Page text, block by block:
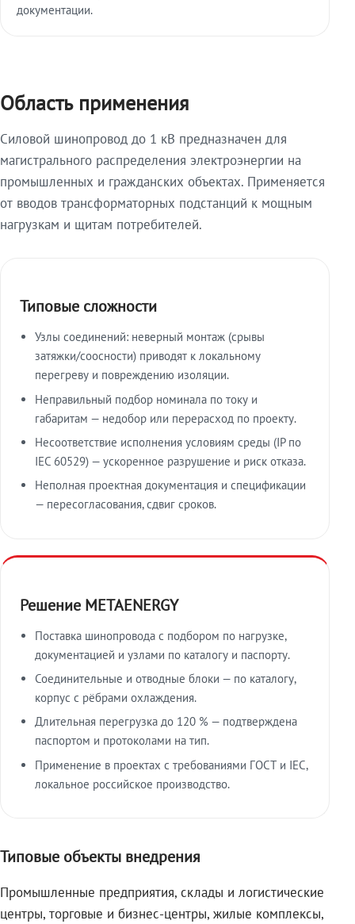
документации.
Область применения
Силовой шинопровод до 1 кВ предназначен для
магистрального распределения электроэнергии на
промышленных и гражданских объектах. Применяется
от вводов трансформаторных подстанций к мощным
нагрузкам и щитам потребителей.
Типовые сложности
Узлы соединений: неверный монтаж (срывы
затяжки/соосности) приводят к локальному
перегреву и повреждению изоляции.
Неправильный подбор номинала по току и
габаритам — недобор или перерасход по проекту.
Несоответствие исполнения условиям среды (IP по
IEC 60529) — ускоренное разрушение и риск отказа.
Неполная проектная документация и спецификации
— пересогласования, сдвиг сроков.
Решение METAENERGY
Поставка шинопровода с подбором по нагрузке,
документацией и узлами по каталогу и паспорту.
Соединительные и отводные блоки — по каталогу,
корпус с рёбрами охлаждения.
Длительная перегрузка до 120 % — подтверждена
паспортом и протоколами на тип.
Применение в проектах с требованиями ГОСТ и IEC,
локальное российское производство.
Типовые объекты внедрения
Промышленные предприятия, склады и логистические
центры, торговые и бизнес-центры, жилые комплексы,